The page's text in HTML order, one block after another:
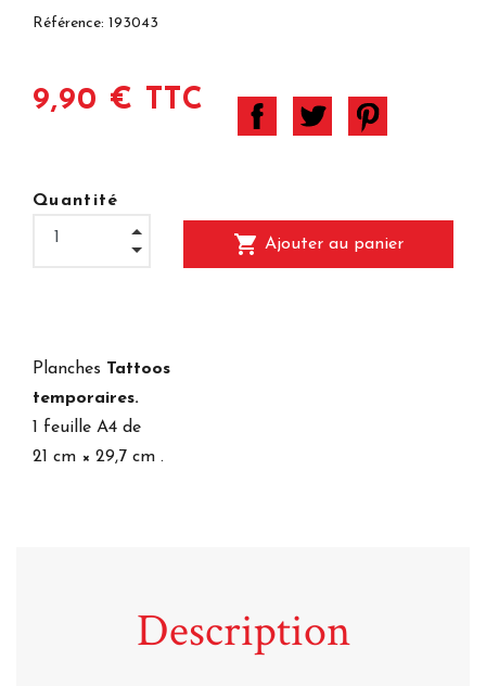
Référence: 193043
9,90 € TTC
Quantité
shopping_cart Ajouter au panier
Planches Tattoos
temporaires.
1 feuille A4 de
21 cm × 29,7 cm .
Description